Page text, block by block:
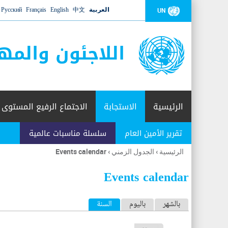
UN العربية 中文
English
Français
Русский
اللاجئون
الرئيسية الاستجابة
تقرير الأمين العام سلسلة مناسبات عالمية
الاجتماع الرفيع المستوى
أنت
هنا
الرئيسية › الجدول الزمني ›
Events calendar
Events calendar
ا بالشهر باليوم السنة (علامة التبويب النشطة)